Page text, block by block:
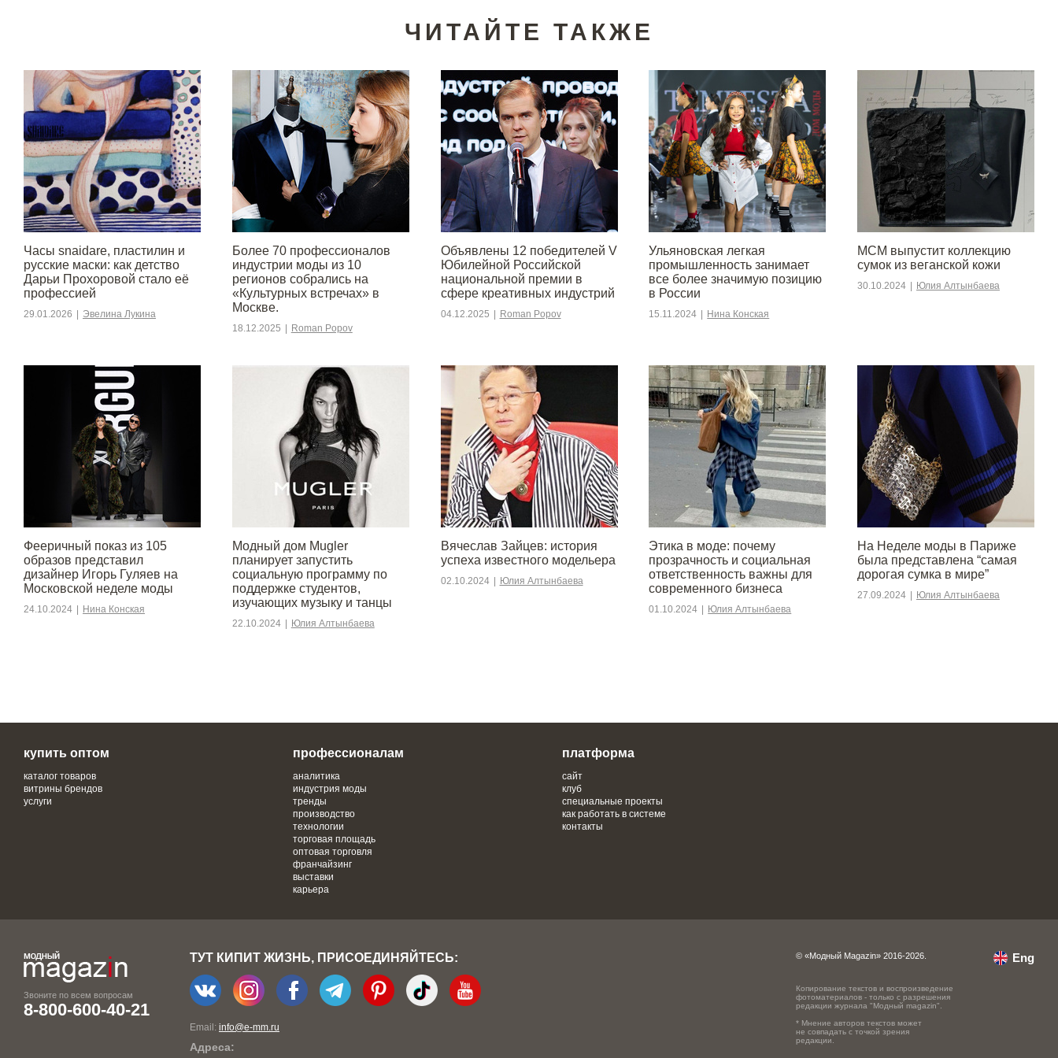
ЧИТАЙТЕ ТАКЖЕ
Часы snaidare, пластилин и
русские маски: как детство
Дарьи Прохоровой стало её
профессией
29.01.2026 Эвелина Лукина
Более 70 профессионалов
индустрии моды из 10
регионов собрались на
«Культурных встречах» в
Москве.
18.12.2025 Roman Popov
Объявлены 12 победителей V
Юбилейной Российской
национальной премии в
сфере креативных индустрий
04.12.2025 Roman Popov
Ульяновская легкая
промышленность занимает
все более значимую позицию
в России
15.11.2024 Нина Конская
MCM выпустит коллекцию
сумок из веганской кожи
30.10.2024 Юлия Алтынбаева
Фееричный показ из 105
образов представил
дизайнер Игорь Гуляев на
Московской неделе моды
24.10.2024 Нина Конская
Модный дом Mugler
планирует запустить
социальную программу по
поддержке студентов,
изучающих музыку и танцы
22.10.2024 Юлия Алтынбаева
Вячеслав Зайцев: история
успеха известного модельера
02.10.2024 Юлия Алтынбаева
Этика в моде: почему
прозрачность и социальная
ответственность важны для
современного бизнеса
01.10.2024 Юлия Алтынбаева
На Неделе моды в Париже
была представлена “самая
дорогая сумка в мире”
27.09.2024 Юлия Алтынбаева
купить оптом
каталог товаров
витрины брендов
услуги
профессионалам
аналитика
индустрия моды
тренды
производство
технологии
торговая площадь
оптовая торговля
франчайзинг
выставки
карьера
платформа
сайт
клуб
специальные проекты
как работать в системе
контакты
Звоните по всем вопросам
8-800-600-40-21
ТУТ КИПИТ ЖИЗНЬ, ПРИСОЕДИНЯЙТЕСЬ:
Email: info@e-mm.ru
Адреса:
© «Модный Magazin» 2016-2026.
Копирование текстов и воспроизведение
фотоматериалов - только с разрешения
редакции журнала "Модный magazin".
* Мнение авторов текстов может
не совпадать с точкой зрения
редакции.
Eng